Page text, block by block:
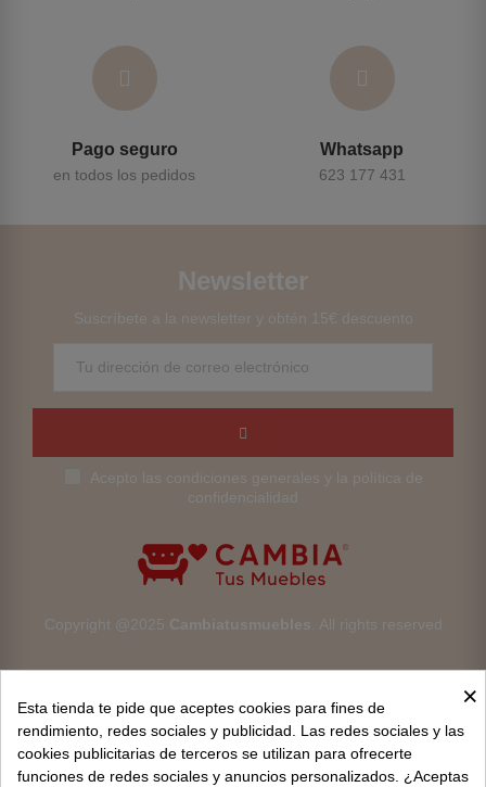
Pago seguro
en todos los pedidos
Whatsapp
623 177 431
Copyright @2025 Cambiatusmuebles . All rights reserved
Newsletter
Suscríbete a la newsletter y obtén 15€ descuento
Acepto las condiciones generales y la política de
confidencialidad
Aviso legal
×
Esta tienda te pide que aceptes cookies para fines de
rendimiento, redes sociales y publicidad. Las redes sociales y las
cookies publicitarias de terceros se utilizan para ofrecerte
funciones de redes sociales y anuncios personalizados. ¿Aceptas